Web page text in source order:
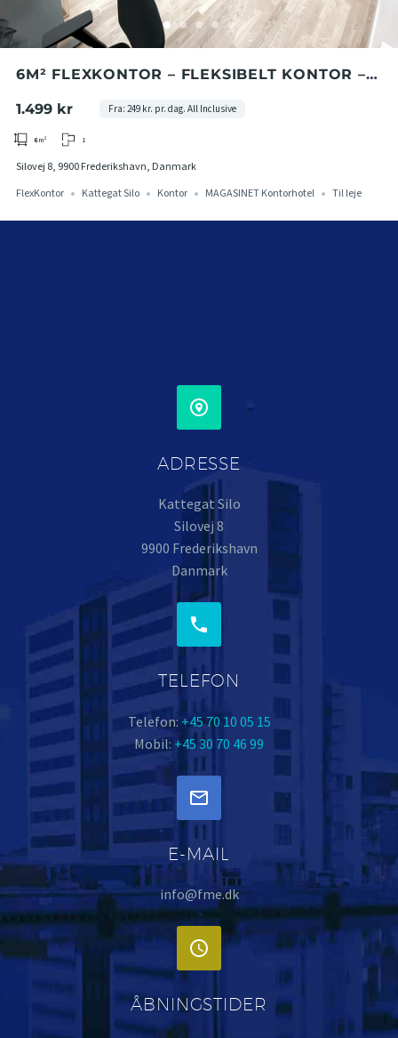
‍‍‍6M² FLEXKONTOR – FLEKSIBELT KONTOR –
1.499 kr
Fra: 249 kr. pr. dag. All Inclusive
6m² 1
Silovej 8, 9900 Frederikshavn, Danmark
FlexKontor
Kattegat Silo Kontor MAGASINET Kontorhotel Til leje


ADRESSE
Kattegat Silo
Silovej 8
9900 Frederikshavn
Danmark


TELEFON
Telefon: +45 70 10 05 15
Mobil: +45 30 70 46 99


E-MAIL
info@fme.dk


ÅBNINGSTIDER